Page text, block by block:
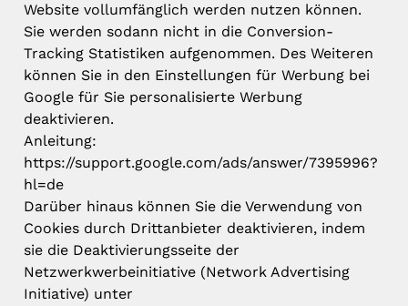
Website vollumfänglich werden nutzen können.
Sie werden sodann nicht in die Conversion-
Tracking Statistiken aufgenommen. Des Weiteren
können Sie in den Einstellungen für Werbung bei
Google für Sie personalisierte Werbung
deaktivieren.
Anleitung:
https://support.google.com/ads/answer/7395996?
hl=de
Darüber hinaus können Sie die Verwendung von
Cookies durch Drittanbieter deaktivieren, indem
sie die Deaktivierungsseite der
Netzwerkwerbeinitiative (Network Advertising
Initiative) unter